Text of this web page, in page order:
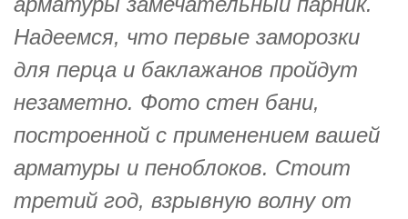
Надеемся, что первые заморозки
для перца и баклажанов пройдут
незаметно. Фото стен бани,
построенной с применением вашей
арматуры и пеноблоков. Стоит
третий год, взрывную волну от